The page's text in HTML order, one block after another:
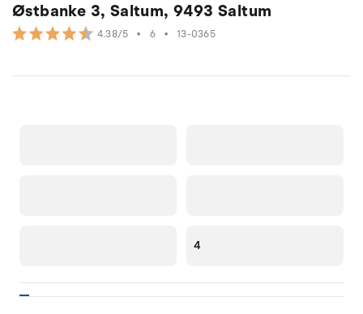
Østbanke 3, Saltum, 9493 Saltum
4.38/5 • 6 • 13-0365
4